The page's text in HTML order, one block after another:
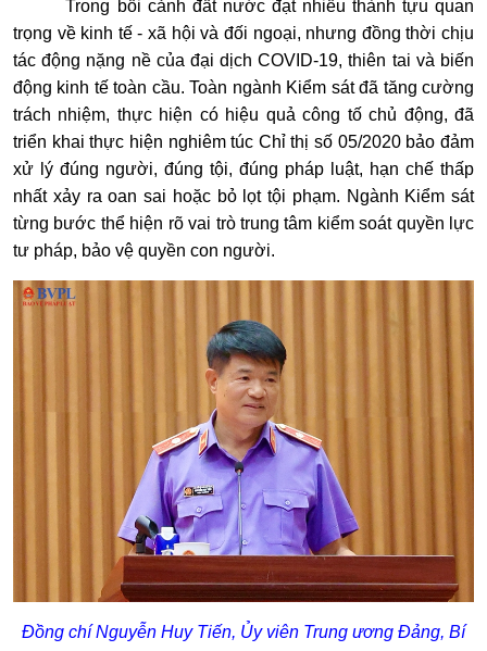
Trong bối cảnh đất nước đạt nhiều thành tựu quan
trọng về kinh tế - xã hội và đối ngoại, nhưng đồng thời chịu
tác động nặng nề của đại dịch COVID-19, thiên tai và biến
động kinh tế toàn cầu. Toàn ngành Kiểm sát đã tăng cường
trách nhiệm, thực hiện có hiệu quả công tố chủ động, đã
triển khai thực hiện nghiêm túc Chỉ thị số 05/2020 bảo đảm
xử lý đúng người, đúng tội, đúng pháp luật, hạn chế thấp
nhất xảy ra oan sai hoặc bỏ lọt tội phạm. Ngành Kiểm sát
từng bước thể hiện rõ vai trò trung tâm kiểm soát quyền lực
tư pháp, bảo vệ quyền con người.
Đồng chí Nguyễn Huy Tiến, Ủy viên Trung ương Đảng, Bí